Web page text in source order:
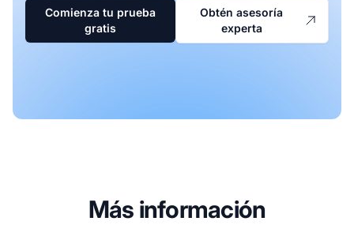
Comienza tu prueba
gratis
Obtén asesoría
experta
Más información